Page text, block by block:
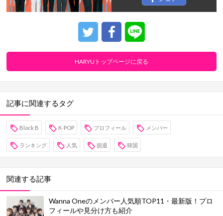
HARYUトップページに戻る
記事に関連するタグ
Block B K-POP プロフィール メンバー
ランキング 人気 脱退 韓国
関連する記事
Wanna Oneのメンバー人気順TOP11・最新版！プロ
フィールや見分け方も紹介